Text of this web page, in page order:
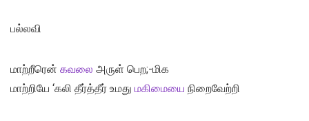
பல்லவி
மாற்றீரென் கவலை அருள் பெற;-மிக
மாற்றியே ‘கலி தீர்த்தீர் உமது மகிமையை நிறைவேற்றி